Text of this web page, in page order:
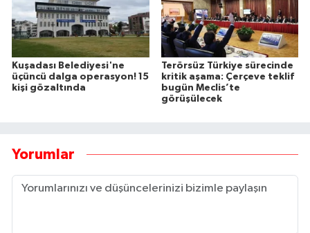
Kuşadası Belediyesi'ne
üçüncü dalga operasyon! 15
kişi gözaltında
Terörsüz Türkiye sürecinde
kritik aşama: Çerçeve teklif
bugün Meclis’te
görüşülecek
Yorumlar